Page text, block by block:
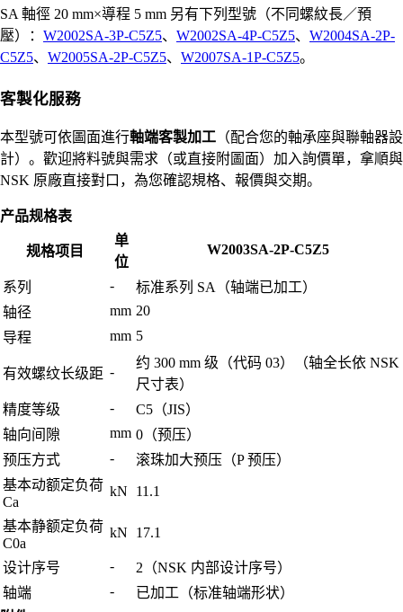
SA 軸徑 20 mm×導程 5 mm 另有下列型號（不同螺紋長／預
壓）： W2002SA-3P-C5Z5、 W2002SA-4P-C5Z5、 W2004SA-2P-
C5Z5、 W2005SA-2P-C5Z5、 W2007SA-1P-C5Z5。
客製化服務
本型號可依圖面進行軸端客製加工 （配合您的軸承座與聯軸器設
計）。歡迎將料號與需求（或直接附圖面）加入詢價單，拿順與
NSK 原廠直接對口，為您確認規格、報價與交期。
产品规格表
规格项目
单
位
W2003SA-2P-C5Z5
系列 -
标准系列 SA（轴端已加工）
轴径
mm 20
导程
mm 5
有效螺纹长级距 -
约 300 mm 级（代码 03）（轴全长依 NSK
尺寸表）
精度等级
-
C5（JIS）
轴向间隙
mm 0（预压）
预压方式
-
滚珠加大预压（P 预压）
基本动额定负荷
Ca
kN 11.1
基本静额定负荷
C0a
kN 17.1
设计序号 -
2（NSK 内部设计序号）
轴端
-
已加工（标准轴端形状）